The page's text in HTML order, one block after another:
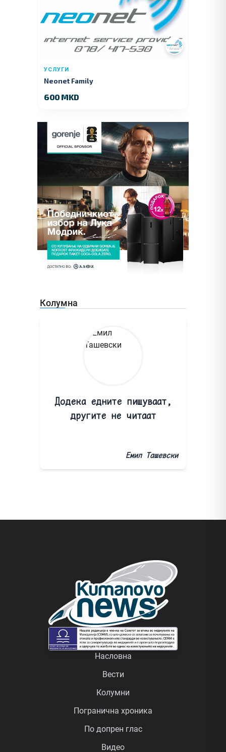
УСЛУГИ
Neonet Family
600 MKD
Колумна
Додека едните пишуваат,
другите не читаат
Емил Ташевски
Насловна
Вести
Колумни
Погранична хроника
По допрен глас
Видео